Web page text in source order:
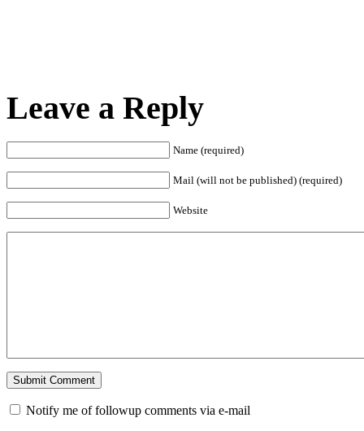
Leave a Reply
Name (required)
Mail (will not be published) (required)
Website
Notify me of followup comments via e-mail